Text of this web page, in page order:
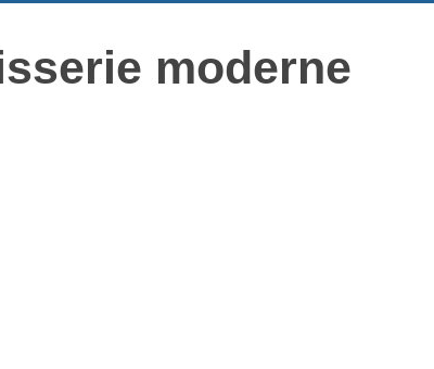
moderne